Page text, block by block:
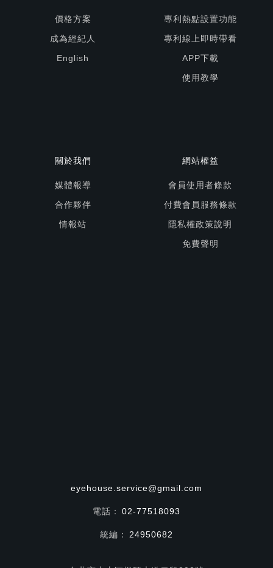
價格方案
成為經紀人
English
專利熱點設置功能
專利線上即時帶看
APP下載
使用教學
關於我們
媒體報導
合作夥伴
情報站
網站權益
會員使用者條款
付費會員服務條款
隱私權政策說明
免費聲明
eyehouse.service@gmail.com
電話： 02-77518093
統編： 24950682